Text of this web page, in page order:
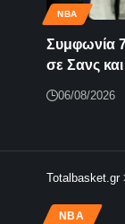
NBA
Συμφωνία
σε Σανς
06/08/2026
Totalbasket.gr
NBA